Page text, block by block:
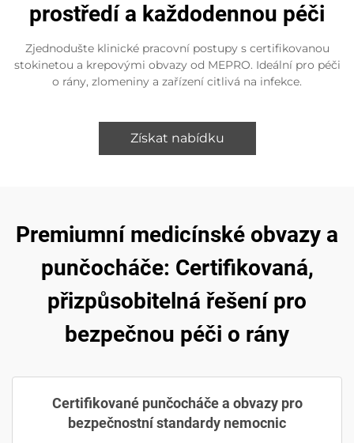
prostředí a každodennou péči
Zjednodušte klinické pracovní postupy s certifikovanou
stokinetou a krepovými obvazy od MEPRO. Ideální pro péči
o rány, zlomeniny a zařízení citlivá na infekce.
Získat nabídku
Premiumní medicínské obvazy a
punčocháče: Certifikovaná,
přizpůsobitelná řešení pro
bezpečnou péči o rány
Certifikované punčocháče a obvazy pro
bezpečnostní standardy nemocnic